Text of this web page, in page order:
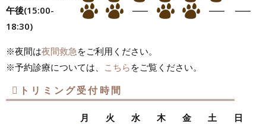
午後(15:00-
18:30)
※夜間は夜間救急 をご利用ください。
※予約診療については、 こちら をご覧ください。
トリミング受付時間
月 火 水 木 金 土
日